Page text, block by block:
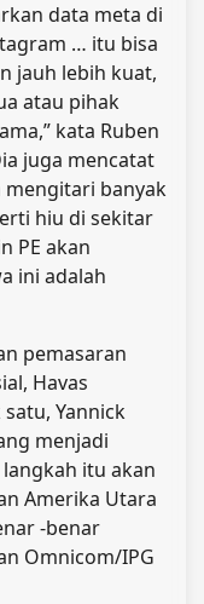
data meta di
… itu bisa
jauh lebih kuat,
atau pihak
kata Ruben
juga mencatat
mengitari banyak
hiu di sekitar
PE akan
ini adalah
pemasaran
Havas
Yannick
menjadi
itu akan
Amerika Utara
-benar
Omnicom/IPG